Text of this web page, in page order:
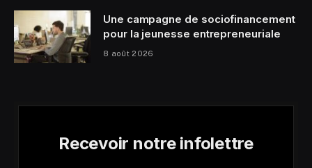
Une campagne de sociofinancement
pour la jeunesse entrepreneuriale
8 août 2026
Recevoir notre infolettre